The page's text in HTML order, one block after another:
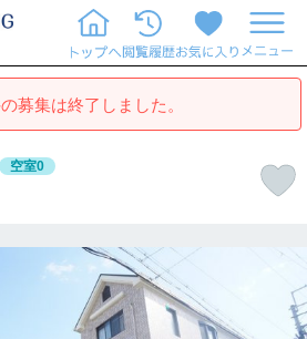
募集は終了しました。
空室0